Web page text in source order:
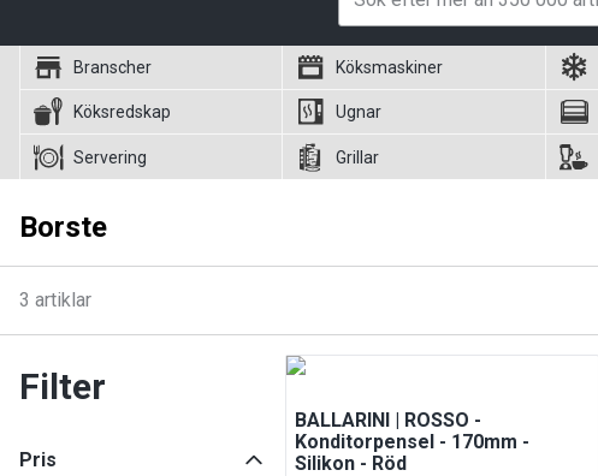
Branscher Köksmaskiner
Köksredskap Ugnar
Servering Grillar
Borste
3 artiklar
Filter
Pris
BALLARINI | ROSSO -
Konditorpensel - 170mm -
Silikon - Röd